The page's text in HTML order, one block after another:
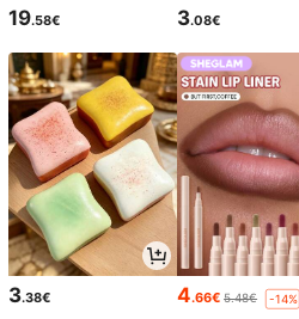
19.58€ 3.08€
3.38€ 4.66€ 5.48€ -14%